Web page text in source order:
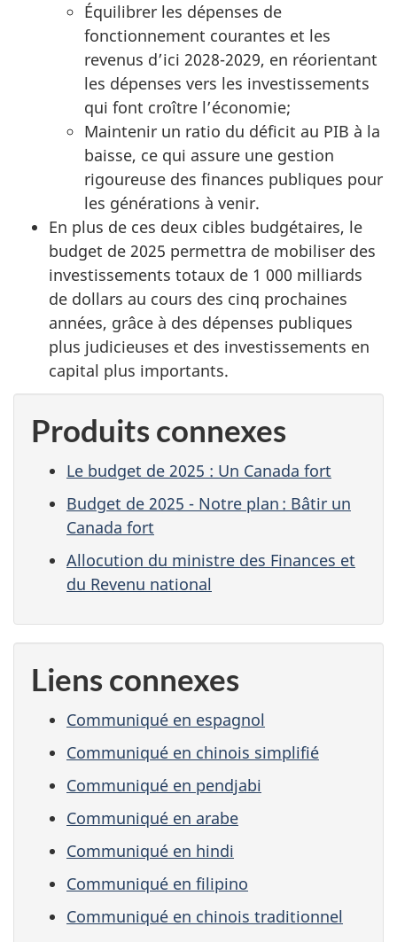
Équilibrer les dépenses de
fonctionnement courantes et les
revenus d’ici 2028-2029, en réorientant
les dépenses vers les investissements
qui font croître l’économie;
Maintenir un ratio du déficit au PIB à la
baisse, ce qui assure une gestion
rigoureuse des finances publiques pour
les générations à venir.
En plus de ces deux cibles budgétaires, le
budget de 2025 permettra de mobiliser des
investissements totaux de 1 000 milliards
de dollars au cours des cinq prochaines
années, grâce à des dépenses publiques
plus judicieuses et des investissements en
capital plus importants.
Produits connexes
Le budget de 2025 : Un Canada fort
Budget de 2025 - Notre plan : Bâtir un
Canada fort
Allocution du ministre des Finances et
du Revenu national
Liens connexes
Communiqué en espagnol
Communiqué en chinois simplifié
Communiqué en pendjabi
Communiqué en arabe
Communiqué en hindi
Communiqué en filipino
Communiqué en chinois traditionnel